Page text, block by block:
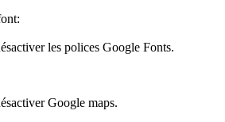
les polices Google Fonts.
Google maps.